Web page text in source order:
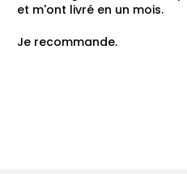
et m'ont livré en un mois.
Je recommande.